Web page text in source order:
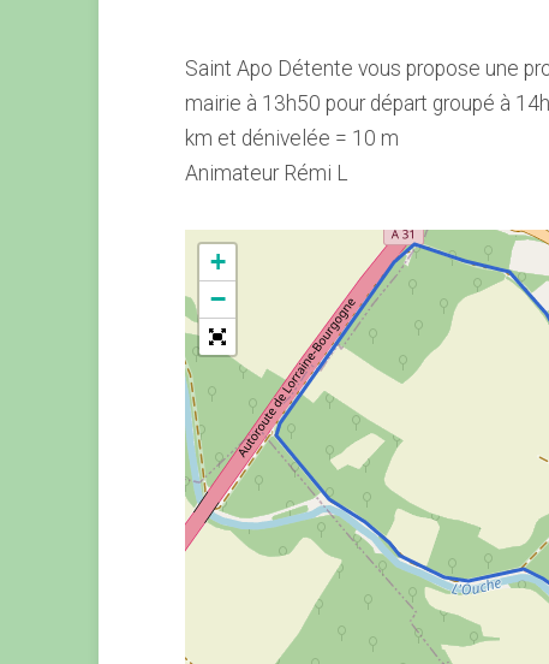
Saint Apo Détente vous propose une
mairie à 13h50 pour départ groupé à
km et dénivelée = 10 m
Animateur Rémi L
+
−